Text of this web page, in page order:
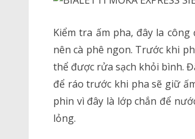
Kiểm tra ấm pha, đây la
nên cà phê ngon. Trước khi
thể được rửa sạch khỏi bình.
để ráo trước khi pha sẽ giữ
phin vì đây là lớp chắn để
lỏng.